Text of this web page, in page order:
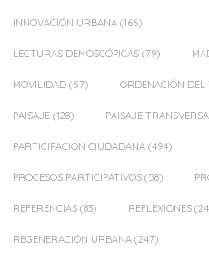
INNOVACIÓN URBANA (166)
LECTURAS DEMOSCÓPICAS (79)
MOVILIDAD (57) ORDENACIÓN
PAISAJE (128) PAISAJE
PARTICIPACIÓN CIUDADANA (494)
PROCESOS PARTICIPATIVOS (58)
REFERENCIAS (83) REFLEXIONES
REGENERACIÓN URBANA (247)